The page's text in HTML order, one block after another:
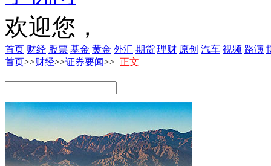
欢迎您，
首页 财经 股票 基金 黄金 外汇 期货 理财 原创 汽车 视频 路演
首页>>财经>>证券要闻>> 正文